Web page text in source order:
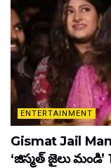
ENTERTAINMENT
Gismat Jail
‘జిస్మత్ జైలు మండి’